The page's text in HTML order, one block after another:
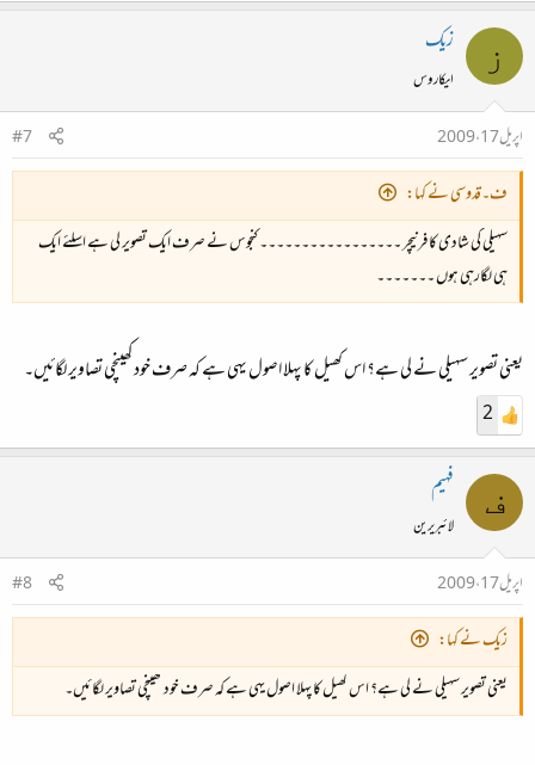
ز زیک
ایکاروس
اپریل 17، 2009
#7
ف۔قدوسی نے کہا:
سہیلی کی شادی کا فرنیچر ۔۔۔۔۔۔۔۔۔۔۔۔۔۔۔۔۔ کنجوس نے صرف ایک تصویر لی ہے اسلئے ایک
ہی لگارہی ہوں ۔۔۔۔۔۔۔
یعنی تصویر سہیلی نے لی ہے؟ اس کھیل کا پہلا اصول یہی ہے کہ صرف خود کھینچی تصاویر لگائیں۔
2
ف فہیم
لائبریرین
اپریل 17، 2009
#8
زیک نے کہا:
یعنی تصویر سہیلی نے لی ہے؟ اس کھیل کا پہلا اصول یہی ہے کہ صرف خود کھینچی تصاویر لگائیں۔